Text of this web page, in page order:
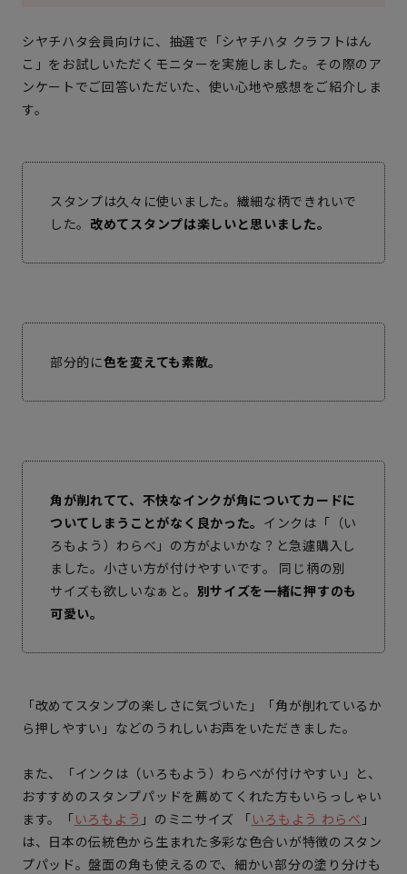
シヤチハタ会員向けに、抽選で「シヤチハタ クラフトはん
こ」をお試しいただくモニターを実施しました。その際のア
ンケートでご回答いただいた、使い心地や感想をご紹介しま
す。
スタンプは久々に使いました。繊細な柄できれいで
した。 改めてスタンプは楽しいと思いました。
部分的に色を変えても素敵。
角が削れてて、不快なインクが角についてカードに
ついてしまうことがなく良かった。 インクは「（い
ろもよう）わらべ」の方がよいかな？と急遽購入し
ました。小さい方が付けやすいです。 同じ柄の別
サイズも欲しいなぁと。 別サイズを一緒に押すのも
可愛い。
「改めてスタンプの楽しさに気づいた」「角が削れているか
ら押しやすい」などのうれしいお声をいただきました。
また、「インクは（いろもよう）わらべが付けやすい」と、
おすすめのスタンプパッドを薦めてくれた方もいらっしゃい
ます。「いろもよう 」のミニサイズ 「いろもよう わらべ 」
は、日本の伝統色から生まれた多彩な色合いが特徴のスタン
プパッド。盤面の角も使えるので、細かい部分の塗り分けも